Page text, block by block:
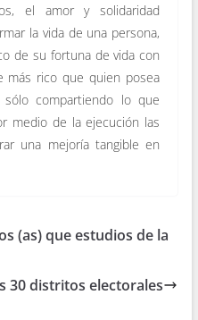
el amor y solidaridad
la vida de una persona,
de su fortuna de vida con
más rico que quien posea
compartiendo lo que
medio de la ejecución las
una mejoría tangible en
(as) que estudios de la
30 distritos electorales